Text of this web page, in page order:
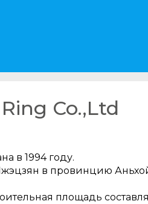
Co.,Ltd
в 1994 году.
в провинцию
площадь